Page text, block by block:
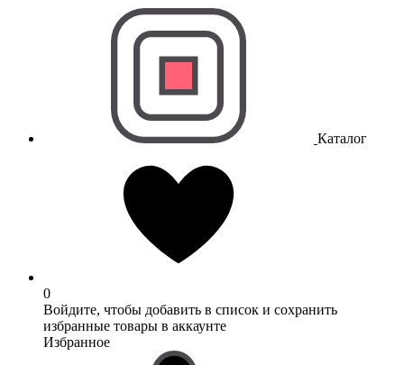
Каталог
0
Войдите, чтобы добавить в список и сохранить
избранные товары в аккаунте
Избранное